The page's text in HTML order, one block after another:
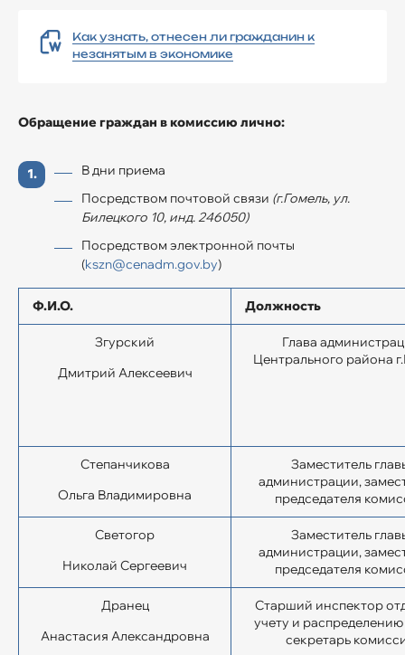
Как узнать, отнесен ли гражданин к
незанятым в экономике
Обращение граждан в комиссию лично:
В дни приема
Посредством почтовой связи (г.Гомель, ул.
Билецкого 10, инд. 246050)
Посредством электронной почты
(kszn@cenadm.gov.by)
Ф.И.О. Должность
Згурский
Дмитрий Алексеевич
Глава
Центрального района
Степанчикова
Ольга Владимировна
Заместитель
администрации,
председателя
Светогор
Николай Сергеевич
Заместитель
администрации,
председателя
Дранец
Анастасия Александровна
Старший инспектор
учету и
секретарь